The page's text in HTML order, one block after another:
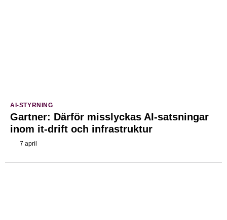
AI-STYRNING
Gartner: Därför misslyckas AI-satsningar
inom it-drift och infrastruktur
7 april